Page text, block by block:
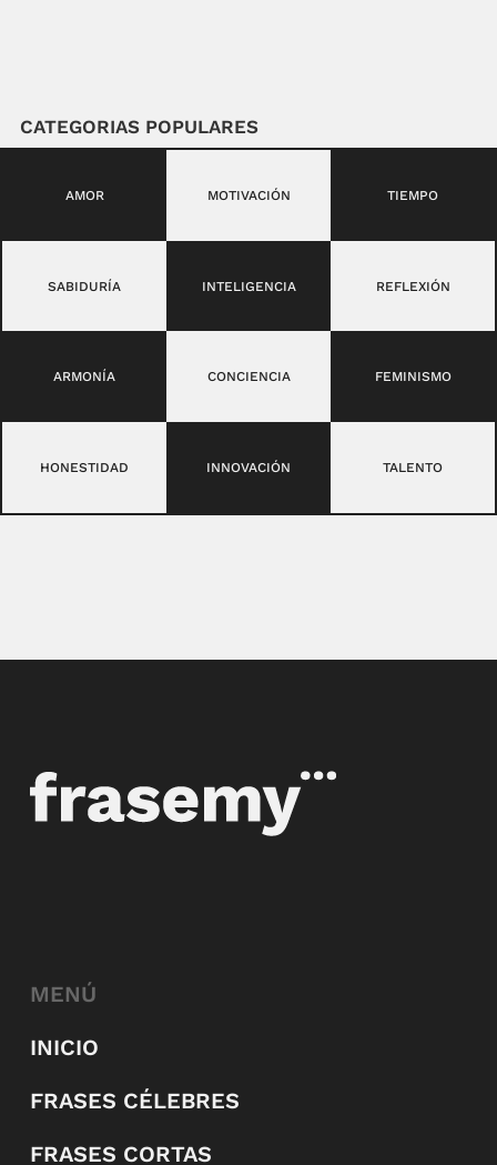
CATEGORIAS POPULARES
AMOR MOTIVACIÓN TIEMPO
SABIDURÍA INTELIGENCIA REFLEXIÓN
ARMONÍA CONCIENCIA FEMINISMO
HONESTIDAD INNOVACIÓN TALENTO
MENÚ
INICIO
FRASES CÉLEBRES
FRASES CORTAS